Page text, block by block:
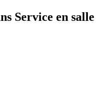
Service en salle